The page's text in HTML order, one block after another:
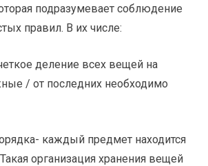
подразумевает соблюдение
правил. В их числе:
деление всех вещей на
/ от последних необходимо
каждый предмет находится
организация хранения вещей